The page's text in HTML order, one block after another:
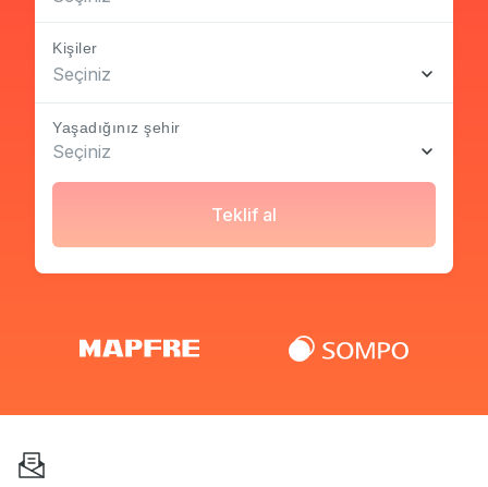
Kişiler
Seçiniz
Yaşadığınız şehir
Seçiniz
Teklif al